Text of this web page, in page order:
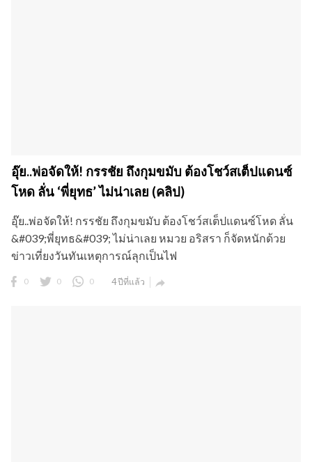
อุ๊ย..พ่อจัดให้! กรรชัย ถึงกุมขมับ ต้องโชว์สเต็ปแดนซ์
โหด ลั่น ‘พี่ยุทธ’ ไม่น่าเลย (คลิป)
อุ๊ย..พ่อจัดให้! กรรชัย ถึงกุมขมับ ต้องโชว์สเต็ปแดนซ์โหด ลั่น
&#039;พี่ยุทธ&#039; ไม่น่าเลย หมวย อริสรา ก็จัดหนักด้วย
ข่าวเที่ยงวันทันเหตุการณ์ลุกเป็นไฟ
0 0 0 4 ปีที่แล้ว 